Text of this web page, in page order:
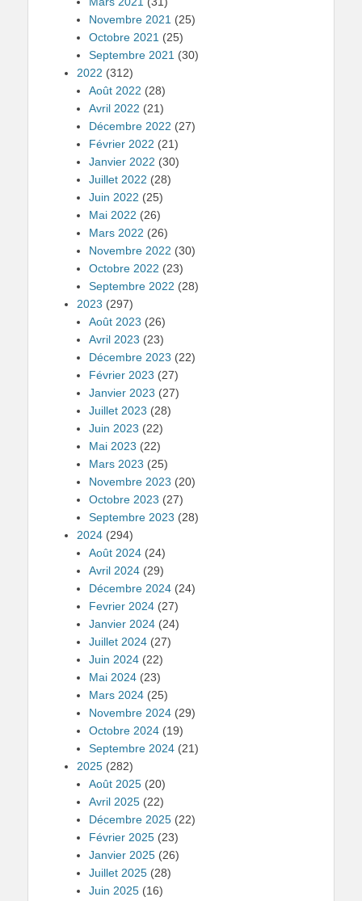
Novembre 2021 (25)
Octobre 2021 (25)
Septembre 2021 (30)
2022 (312)
Août 2022 (28)
Avril 2022 (21)
Décembre 2022 (27)
Février 2022 (21)
Janvier 2022 (30)
Juillet 2022 (28)
Juin 2022 (25)
Mai 2022 (26)
Mars 2022 (26)
Novembre 2022 (30)
Octobre 2022 (23)
Septembre 2022 (28)
2023 (297)
Août 2023 (26)
Avril 2023 (23)
Décembre 2023 (22)
Février 2023 (27)
Janvier 2023 (27)
Juillet 2023 (28)
Juin 2023 (22)
Mai 2023 (22)
Mars 2023 (25)
Novembre 2023 (20)
Octobre 2023 (27)
Septembre 2023 (28)
2024 (294)
Août 2024 (24)
Avril 2024 (29)
Décembre 2024 (24)
Fevrier 2024 (27)
Janvier 2024 (24)
Juillet 2024 (27)
Juin 2024 (22)
Mai 2024 (23)
Mars 2024 (25)
Novembre 2024 (29)
Octobre 2024 (19)
Septembre 2024 (21)
2025 (282)
Août 2025 (20)
Avril 2025 (22)
Décembre 2025 (22)
Février 2025 (23)
Janvier 2025 (26)
Juillet 2025 (28)
Juin 2025 (16)